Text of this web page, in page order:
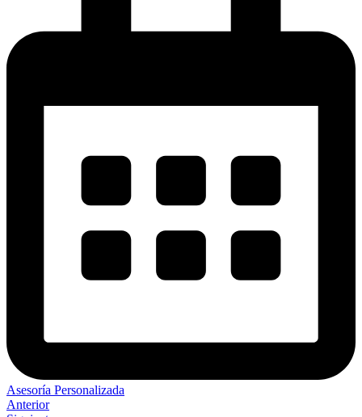
Asesoría Personalizada
Anterior